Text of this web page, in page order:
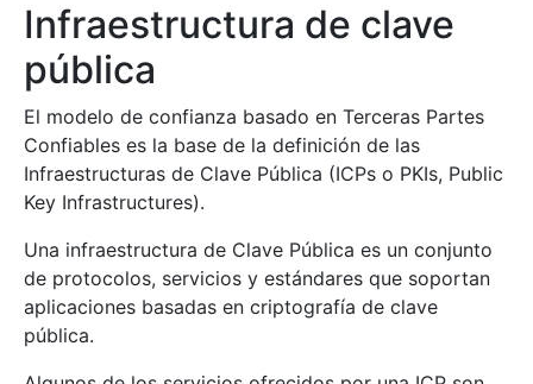
Infraestructura de clave
pública
El modelo de confianza basado en Terceras Partes
Confiables es la base de la definición de las
Infraestructuras de Clave Pública (ICPs o PKIs, Public
Key Infrastructures).
Una infraestructura de Clave Pública es un conjunto
de protocolos, servicios y estándares que soportan
aplicaciones basadas en criptografía de clave
pública.